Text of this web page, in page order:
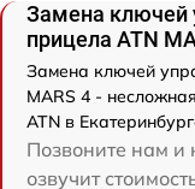
Замена ключей
прицела ATN
Замена ключей
MARS 4 -
ATN в
Позвоните нам и
озвучит